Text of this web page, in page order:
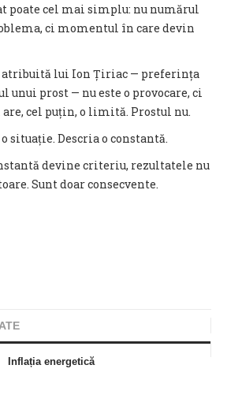
poate cel mai simplu: nu numărul
ci momentul în care devin
atribuită lui Ion Țiriac — preferința
unui prost — nu este o provocare, ci
cel puțin, o limită. Prostul nu.
situație. Descria o constantă.
devine criteriu, rezultatele nu
Sunt doar consecvente.
Inflația energetică